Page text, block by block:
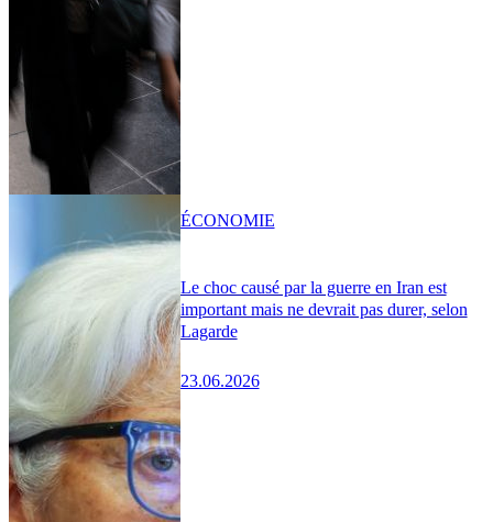
Le choc causé par la guerre en Iran est
important mais ne devrait pas durer, selon
Lagarde
23.06.2026
ÉCONOMIE